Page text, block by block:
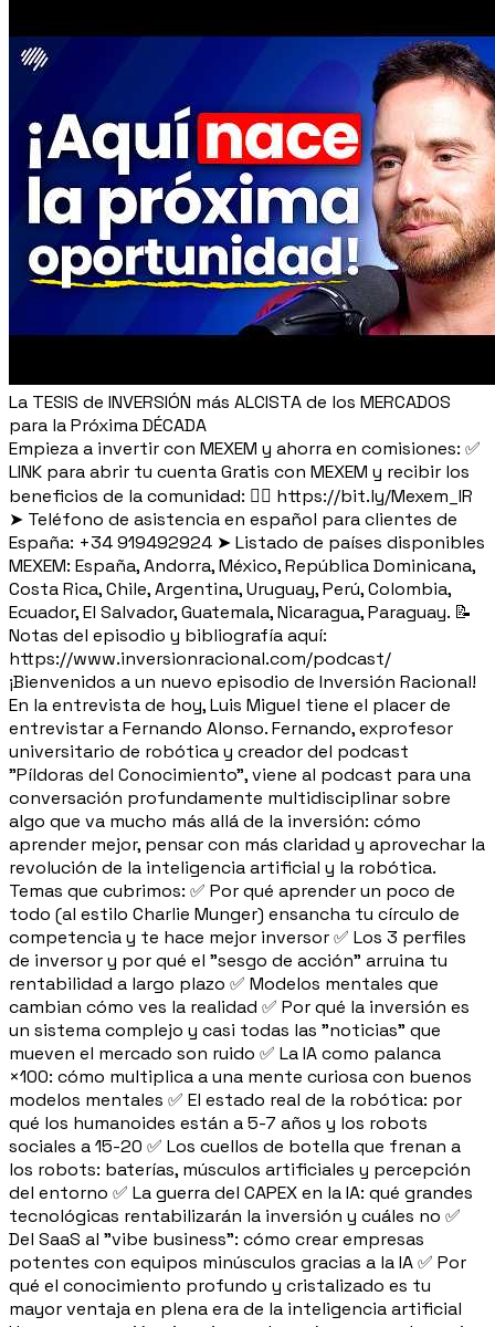
La TESIS de INVERSIÓN más ALCISTA de los MERCADOS
para la Próxima DÉCADA
Empieza a invertir con MEXEM y ahorra en comisiones: ✅
LINK para abrir tu cuenta Gratis con MEXEM y recibir los
beneficios de la comunidad: 👉🏼 https://bit.ly/Mexem_IR
➤ Teléfono de asistencia en español para clientes de
España: +34 919492924 ➤ Listado de países disponibles
MEXEM: España, Andorra, México, República Dominicana,
Costa Rica, Chile, Argentina, Uruguay, Perú, Colombia,
Ecuador, El Salvador, Guatemala, Nicaragua, Paraguay. 📝
Notas del episodio y bibliografía aquí:
https://www.inversionracional.com/podcast/
¡Bienvenidos a un nuevo episodio de Inversión Racional!
En la entrevista de hoy, Luis Miguel tiene el placer de
entrevistar a Fernando Alonso. Fernando, exprofesor
universitario de robótica y creador del podcast
"Píldoras del Conocimiento", viene al podcast para una
conversación profundamente multidisciplinar sobre
algo que va mucho más allá de la inversión: cómo
aprender mejor, pensar con más claridad y aprovechar la
revolución de la inteligencia artificial y la robótica.
Temas que cubrimos: ✅ Por qué aprender un poco de
todo (al estilo Charlie Munger) ensancha tu círculo de
competencia y te hace mejor inversor ✅ Los 3 perfiles
de inversor y por qué el "sesgo de acción" arruina tu
rentabilidad a largo plazo ✅ Modelos mentales que
cambian cómo ves la realidad ✅ Por qué la inversión es
un sistema complejo y casi todas las "noticias" que
mueven el mercado son ruido ✅ La IA como palanca
×100: cómo multiplica a una mente curiosa con buenos
modelos mentales ✅ El estado real de la robótica: por
qué los humanoides están a 5-7 años y los robots
sociales a 15-20 ✅ Los cuellos de botella que frenan a
los robots: baterías, músculos artificiales y percepción
del entorno ✅ La guerra del CAPEX en la IA: qué grandes
tecnológicas rentabilizarán la inversión y cuáles no ✅
Del SaaS al "vibe business": cómo crear empresas
potentes con equipos minúsculos gracias a la IA ✅ Por
qué el conocimiento profundo y cristalizado es tu
mayor ventaja en plena era de la inteligencia artificial